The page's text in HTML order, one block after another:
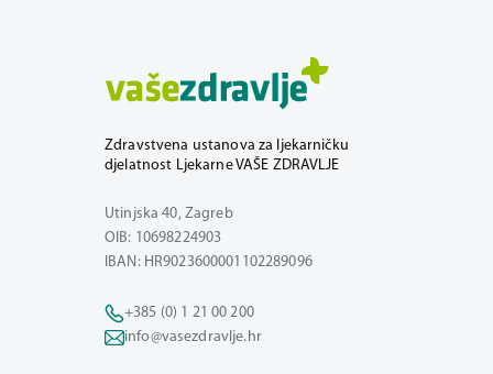
Zdravstvena ustanova za ljekarničku
djelatnost Ljekarne VAŠE ZDRAVLJE
Utinjska 40, Zagreb
OIB: 10698224903
IBAN: HR9023600001102289096
+385 (0) 1 21 00 200
info@vasezdravlje.hr